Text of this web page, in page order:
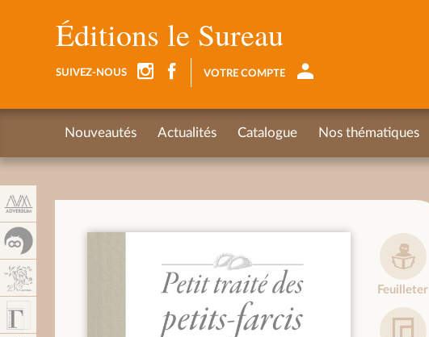
Feuilleter
Éditions le Sureau
SUIVEZ-NOUS VOTRE COMPTE
Nouveautés Actualités Catalogue Nos thématiques